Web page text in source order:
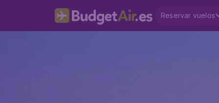
Reservar vuelos